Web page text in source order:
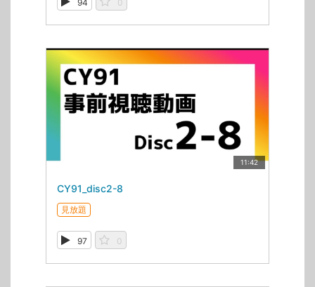
94 0
11:42
CY91_disc2-8
見放題
97 0